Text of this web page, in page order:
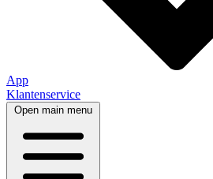
App
Klantenservice
Open main menu